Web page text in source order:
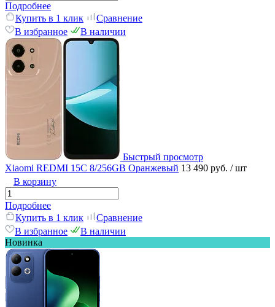
Подробнее
Купить в 1 клик
Сравнение
В избранное
В наличии
Быстрый просмотр
Xiaomi REDMI 15C 8/256GB Оранжевый 13 490 руб. / шт
В корзину
Подробнее
Купить в 1 клик
Сравнение
В избранное
В наличии
Новинка